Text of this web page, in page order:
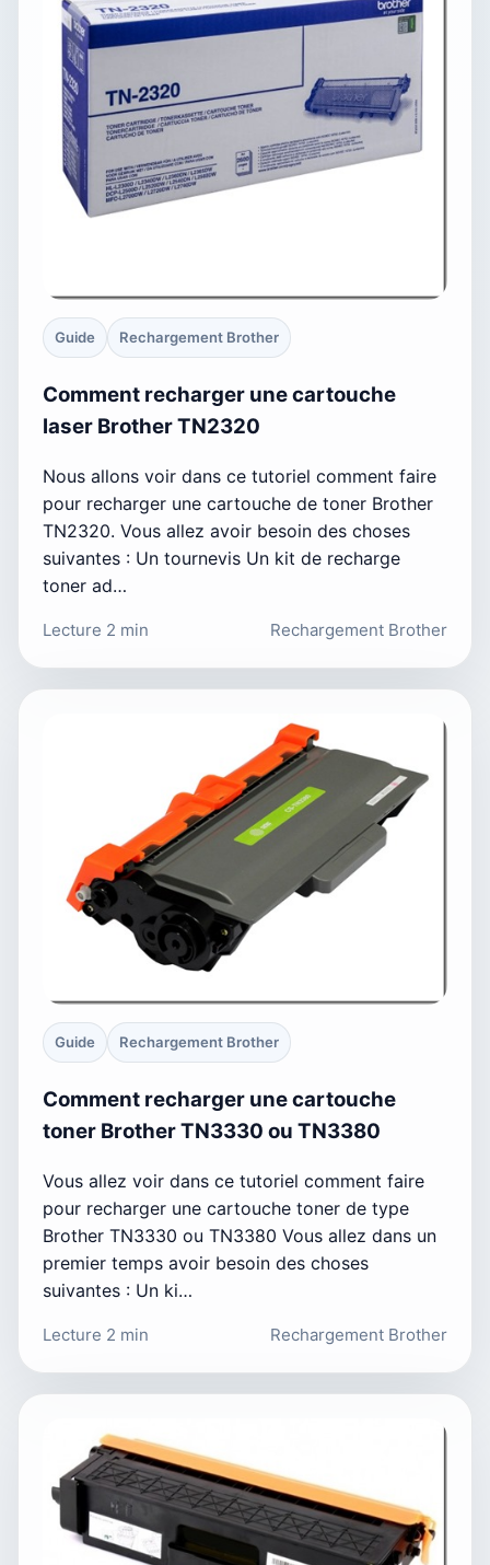
Guide Rechargement Brother
Comment recharger une cartouche
laser Brother TN2320
Nous allons voir dans ce tutoriel comment faire
pour recharger une cartouche de toner Brother
TN2320. Vous allez avoir besoin des choses
suivantes : Un tournevis Un kit de recharge
toner ad…
Lecture 2 min Rechargement Brother
Guide Rechargement Brother
Comment recharger une cartouche
toner Brother TN3330 ou TN3380
Vous allez voir dans ce tutoriel comment faire
pour recharger une cartouche toner de type
Brother TN3330 ou TN3380 Vous allez dans un
premier temps avoir besoin des choses
suivantes : Un ki…
Lecture 2 min Rechargement Brother